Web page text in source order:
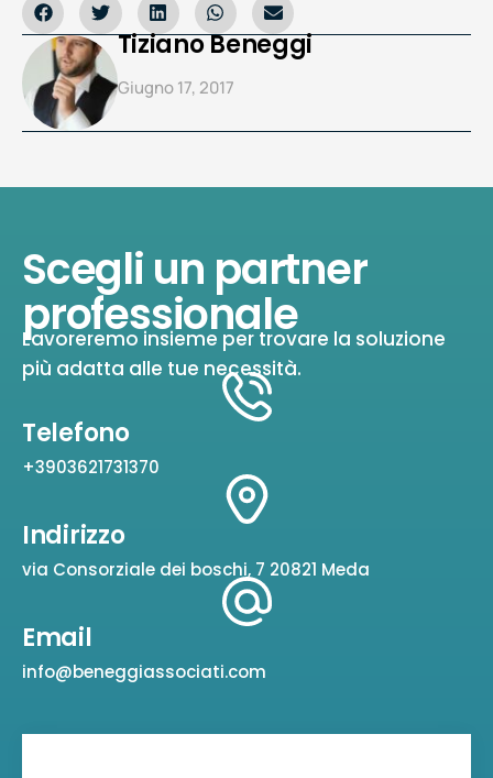
Tiziano Beneggi
Giugno 17, 2017
Scegli un partner
professionale
Lavoreremo insieme per trovare la soluzione
più adatta alle tue necessità.
Telefono
+3903621731370
Indirizzo
via Consorziale dei boschi, 7 20821 Meda
Email
info@beneggiassociati.com